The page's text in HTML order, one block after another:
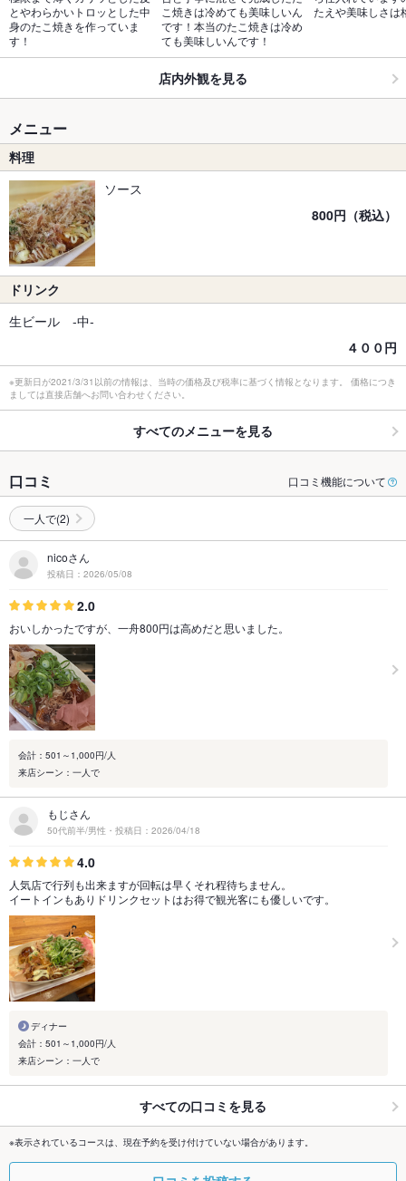
とやわらかいトロッとした中
身のたこ焼きを作っていま
す！
こ焼きは冷めても美味しいん
です！本当のたこ焼きは冷め
ても美味しいんです！
たえや美味しさは
店内外観を見る
メニュー
料理
ソース
800円（税込）
ドリンク
生ビール ‐中‐
４００円
※更新日が2021/3/31以前の情報は、当時の価格及び税率に基づく情報となります。 価格につき
ましては直接店舗へお問い合わせください。
すべてのメニューを見る
口コミ 口コミ機能について
一人で(2)
nicoさん
投稿日：2026/05/08
2.0
おいしかったですが、一舟800円は高めだと思いました。
会計：501～1,000円/人
来店シーン：一人で
もじさん
50代前半/男性・投稿日：2026/04/18
4.0
人気店で行列も出来ますが回転は早くそれ程待ちません。
イートインもありドリンクセットはお得で観光客にも優しいです。
ディナー
会計：501～1,000円/人
来店シーン：一人で
すべての口コミを見る
※表示されているコースは、現在予約を受け付けていない場合があります。